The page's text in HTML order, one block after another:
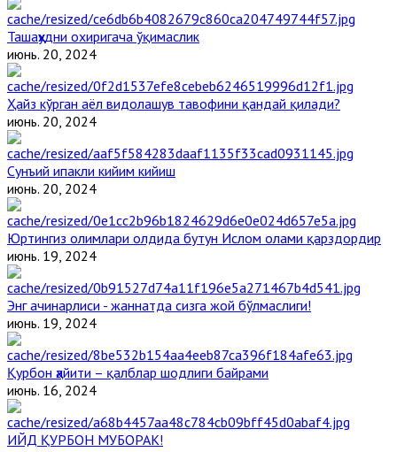
Ташаҳҳудни охиригача ўқимаслик
июнь. 20, 2024
Ҳайз кўрган аёл видолашув тавофини қандай қилади?
июнь. 20, 2024
Сунъий ипакли кийим кийиш
июнь. 20, 2024
Юртингиз олимлари олдида бутун Ислом олами қарздордир
июнь. 19, 2024
Энг ачинарлиси - жаннатда сизга жой бўлмаслиги!
июнь. 19, 2024
Қурбон ҳайити – қалблар шодлиги байрами
июнь. 16, 2024
ИЙД ҚУРБОН МУБОРАК!